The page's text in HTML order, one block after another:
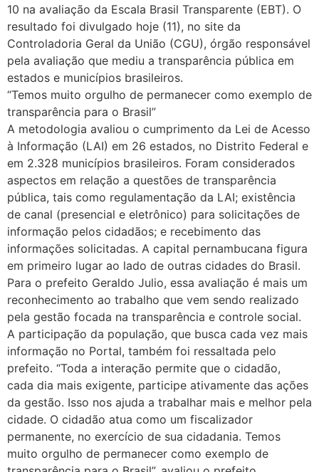
10 na avaliação da Escala Brasil Transparente (EBT). O
resultado foi divulgado hoje (11), no site da
Controladoria Geral da União (CGU), órgão responsável
pela avaliação que mediu a transparência pública em
estados e municípios brasileiros.
“Temos muito orgulho de permanecer como exemplo de
transparência para o Brasil”
A metodologia avaliou o cumprimento da Lei de Acesso
à Informação (LAI) em 26 estados, no Distrito Federal e
em 2.328 municípios brasileiros. Foram considerados
aspectos em relação a questões de transparência
pública, tais como regulamentação da LAI; existência
de canal (presencial e eletrônico) para solicitações de
informação pelos cidadãos; e recebimento das
informações solicitadas. A capital pernambucana figura
em primeiro lugar ao lado de outras cidades do Brasil.
Para o prefeito Geraldo Julio, essa avaliação é mais um
reconhecimento ao trabalho que vem sendo realizado
pela gestão focada na transparência e controle social.
A participação da população, que busca cada vez mais
informação no Portal, também foi ressaltada pelo
prefeito. “Toda a interação permite que o cidadão,
cada dia mais exigente, participe ativamente das ações
da gestão. Isso nos ajuda a trabalhar mais e melhor pela
cidade. O cidadão atua como um fiscalizador
permanente, no exercício de sua cidadania. Temos
muito orgulho de permanecer como exemplo de